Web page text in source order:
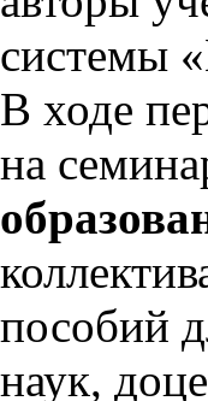
системы
В ходе
на
пособий
наук,